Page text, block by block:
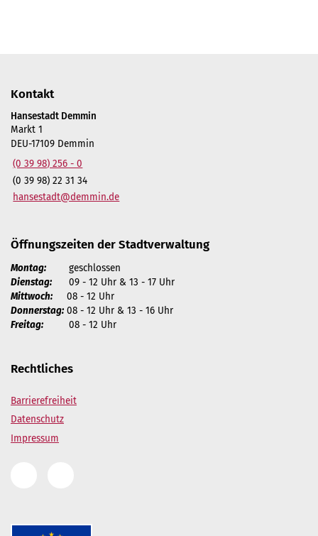
Kontakt
Hansestadt Demmin
Markt 1
DEU-17109 Demmin
(0 39 98) 256 - 0
(0 39 98) 22 31 34
hansestadt@demmin.de
Öffnungszeiten der Stadtverwaltung
Montag: geschlossen
Dienstag: 09 - 12 Uhr & 13 - 17 Uhr
Mittwoch: 08 - 12 Uhr
Donnerstag: 08 - 12 Uhr & 13 - 16 Uhr
Freitag: 08 - 12 Uhr
Rechtliches
Barrierefreiheit
Datenschutz
Impressum